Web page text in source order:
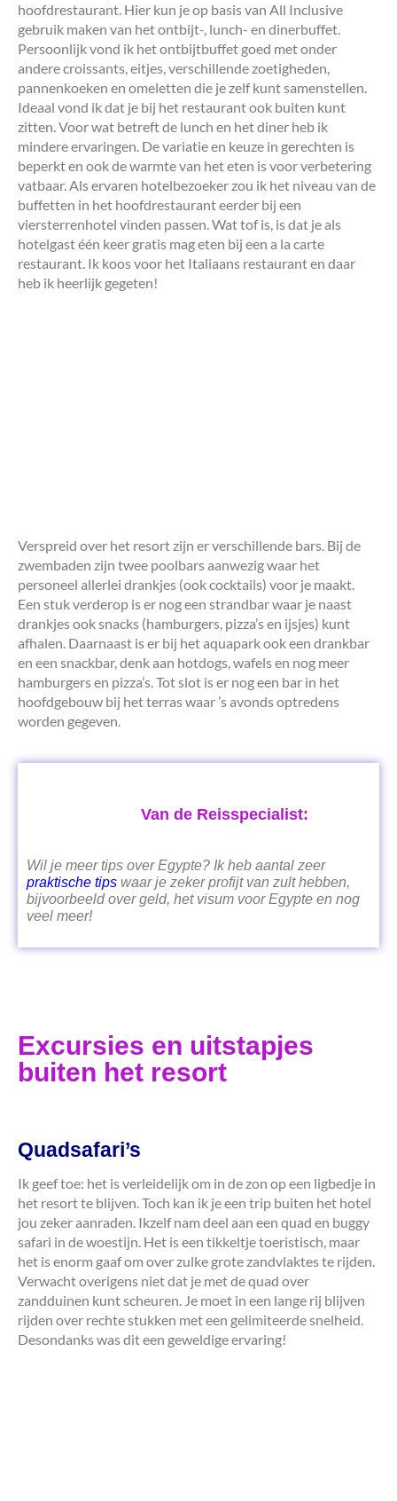
hoofdrestaurant. Hier kun je op basis van All Inclusive
gebruik maken van het ontbijt-, lunch- en dinerbuffet.
Persoonlijk vond ik het ontbijtbuffet goed met onder
andere croissants, eitjes, verschillende zoetigheden,
pannenkoeken en omeletten die je zelf kunt samenstellen.
Ideaal vond ik dat je bij het restaurant ook buiten kunt
zitten. Voor wat betreft de lunch en het diner heb ik
mindere ervaringen. De variatie en keuze in gerechten is
beperkt en ook de warmte van het eten is voor verbetering
vatbaar. Als ervaren hotelbezoeker zou ik het niveau van de
buffetten in het hoofdrestaurant eerder bij een
viersterrenhotel vinden passen. Wat tof is, is dat je als
hotelgast één keer gratis mag eten bij een a la carte
restaurant. Ik koos voor het Italiaans restaurant en daar
heb ik heerlijk gegeten!
Verspreid over het resort zijn er verschillende bars. Bij de
zwembaden zijn twee poolbars aanwezig waar het
personeel allerlei drankjes (ook cocktails) voor je maakt.
Een stuk verderop is er nog een strandbar waar je naast
drankjes ook snacks (hamburgers, pizza’s en ijsjes) kunt
afhalen. Daarnaast is er bij het aquapark ook een drankbar
en een snackbar, denk aan hotdogs, wafels en nog meer
hamburgers en pizza’s. Tot slot is er nog een bar in het
hoofdgebouw bij het terras waar ’s avonds optredens
worden gegeven.
Van de Reisspecialist:
Wil je meer tips over Egypte? Ik heb aantal zeer
praktische tips waar je zeker profijt van zult hebben,
bijvoorbeeld over geld, het visum voor Egypte en nog
veel meer!
Excursies en uitstapjes
buiten het resort
Quadsafari’s
Ik geef toe: het is verleidelijk om in de zon op een ligbedje in
het resort te blijven. Toch kan ik je een trip buiten het hotel
jou zeker aanraden. Ikzelf nam deel aan een quad en buggy
safari in de woestijn. Het is een tikkeltje toeristisch, maar
het is enorm gaaf om over zulke grote zandvlaktes te rijden.
Verwacht overigens niet dat je met de quad over
zandduinen kunt scheuren. Je moet in een lange rij blijven
rijden over rechte stukken met een gelimiteerde snelheid.
Desondanks was dit een geweldige ervaring!